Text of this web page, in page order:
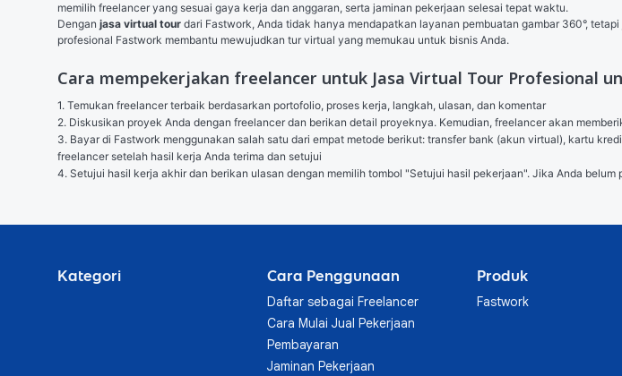
memilih freelancer yang sesuai gaya kerja dan anggaran, serta jaminan pekerjaan selesai tepat waktu.
Dengan jasa virtual tour dari Fastwork, Anda tidak hanya mendapatkan layanan pembuatan gambar 360°,
profesional Fastwork membantu mewujudkan tur virtual yang memukau untuk bisnis Anda.
Cara mempekerjakan freelancer untuk Jasa Virtual Tour Profesional
1. Temukan freelancer terbaik berdasarkan portofolio, proses kerja, langkah, ulasan, dan komentar
2. Diskusikan proyek Anda dengan freelancer dan berikan detail proyeknya. Kemudian, freelancer akan
3. Bayar di Fastwork menggunakan salah satu dari empat metode berikut: transfer bank (akun virtual), kartu
freelancer setelah hasil kerja Anda terima dan setujui
4. Setujui hasil kerja akhir dan berikan ulasan dengan memilih tombol "Setujui hasil pekerjaan". Jika Anda
Kategori Cara Penggunaan
Daftar sebagai Freelancer
Cara Mulai Jual Pekerjaan
Pembayaran
Jaminan Pekerjaan
Produk
Fastwork